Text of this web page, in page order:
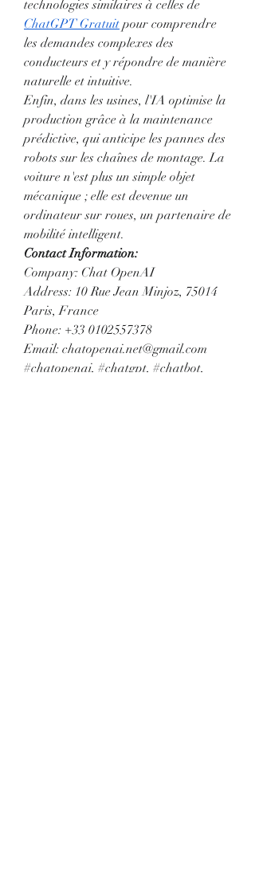
ChatGPT Gratuit pour comprendre
les demandes complexes des
conducteurs et y répondre de manière
naturelle et intuitive.
Enfin, dans les usines, l'IA optimise la
production grâce à la maintenance
prédictive, qui anticipe les pannes des
robots sur les chaînes de montage. La
voiture n'est plus un simple objet
mécanique ; elle est devenue un
ordinateur sur roues, un partenaire de
mobilité intelligent.
Contact Information:
Company: Chat OpenAI
Address: 10 Rue Jean Minjoz, 75014
Paris, France
Phone: +33 0102557378
Email: chatopenai.net@gmail.com
#chatopenai, #chatgpt, #chatbot,